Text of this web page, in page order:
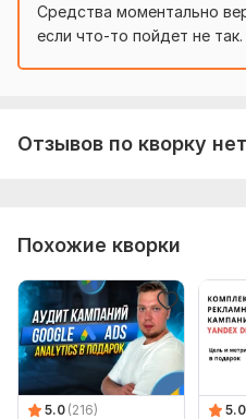
Фриланс услуга включает:
Настройка UTM меток
Консультация
Количество ключевых
Срок выполнения:5 дней
Тип: Создание и настройка
Средства моментально
если что-то пойдет не так.
Отзывов по кворку нет
Похожие кворки
5.0 (216)
5.0